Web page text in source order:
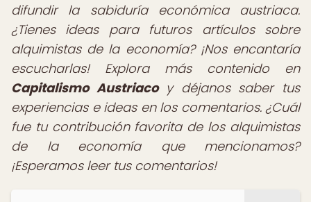
difundir la sabiduría económica austriaca.
¿Tienes ideas para futuros artículos sobre
alquimistas de la economía? ¡Nos encantaría
escucharlas! Explora más contenido en
Capitalismo Austriacoy déjanos saber tus
experiencias e ideas en los comentarios. ¿Cuál
fue tu contribución favorita de los alquimistas
de la economía que mencionamos?
¡Esperamos leer tus comentarios!